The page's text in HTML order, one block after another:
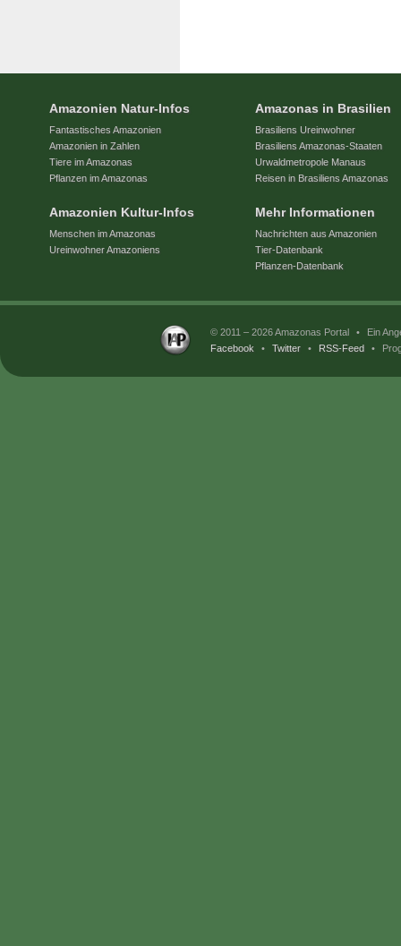
Amazonien Natur-Infos
Fantastisches Amazonien
Amazonien in Zahlen
Tiere im Amazonas
Pflanzen im Amazonas
Amazonien Kultur-Infos
Menschen im Amazonas
Ureinwohner Amazoniens
Amazonas in Brasilien
Brasiliens Ureinwohner
Brasiliens Amazonas-Staaten
Urwaldmetropole Manaus
Reisen in Brasiliens Amazonas
Mehr Informationen
Nachrichten aus Amazonien
Tier-Datenbank
Pflanzen-Datenbank
© 2011 – 2026 Amazonas Portal •
Ein
Facebook
• Twitter • RSS-Feed •